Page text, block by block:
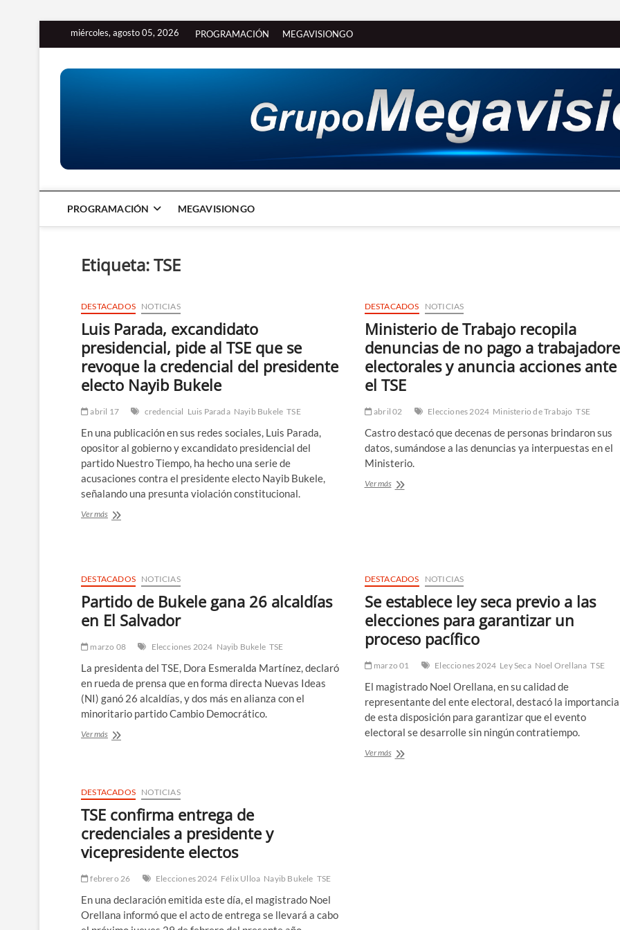
miércoles, agosto 05, 2026 PROGRAMACIÓN MEGAVISIONGO
PROGRAMACIÓN MEGAVISIONGO
Etiqueta:TSE
DESTACADOS NOTICIAS
Luis Parada, excandidato
presidencial, pide al TSE que se
revoque la credencial del presidente
electo Nayib Bukele
abril 17 credencial Luis Parada Nayib Bukele TSE
En una publicación en sus redes sociales, Luis Parada,
opositor al gobierno y excandidato presidencial del
partido Nuestro Tiempo, ha hecho una serie de
acusaciones contra el presidente electo Nayib Bukele,
señalando una presunta violación constitucional.
Ver másLuis
al
TSE
que
se
revoque
credencial
del
presidente
electo
Nayib
Bukele
DESTACADOS NOTICIAS
Ministerio de Trabajo recopila
denuncias de no pago a
electorales y anuncia acciones ante
el TSE
abril 02 Elecciones 2024 Ministerio de Trabajo TSE
Castro destacó que decenas de personas brindaron sus
datos, sumándose a las denuncias ya interpuestas en el
Ministerio.
Ver másMinisterio
a
trabajadores
electorales
y
acciones
el
TSE
DESTACADOS NOTICIAS
Partido de Bukele gana 26 alcaldías
en El Salvador
marzo 08 Elecciones 2024 Nayib Bukele TSE
La presidenta del TSE, Dora Esmeralda Martínez, declaró
en rueda de prensa que en forma directa Nuevas Ideas
(NI) ganó 26 alcaldías, y dos más en alianza con el
minoritario partido Cambio Democrático.
Ver másPartido
alcaldías
El
Salvador
DESTACADOS NOTICIAS
Se establece ley seca previo a las
elecciones para garantizar un
proceso pacífico
marzo 01 Elecciones 2024 Ley Seca Noel Orellana TSE
El magistrado Noel Orellana, en su calidad de
representante del ente electoral, destacó la importancia
de esta disposición para garantizar que el evento
electoral se desarrolle sin ningún contratiempo.
Ver másSe
DESTACADOS NOTICIAS
TSE confirma entrega de
credenciales a presidente y
vicepresidente electos
febrero 26 Elecciones 2024 Félix Ulloa Nayib Bukele TSE
En una declaración emitida este día, el magistrado Noel
Orellana informó que el acto de entrega se llevará a cabo